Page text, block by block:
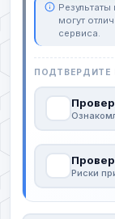
могут
сервиса.
ПОДТВЕРДИТЕ
Риски